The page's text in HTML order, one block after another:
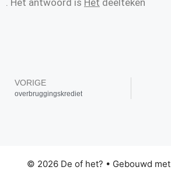
VORIGE
overbruggingskrediet
© 2026 De of het? • Gebouwd met